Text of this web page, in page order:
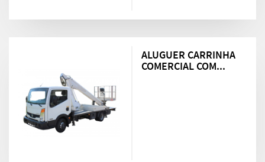
ALUGUER CARRINHA
COMERCIAL COM...